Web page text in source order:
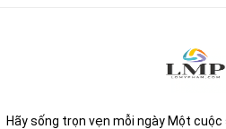
Hãy sống trọn vẹn mỗi ngày Một